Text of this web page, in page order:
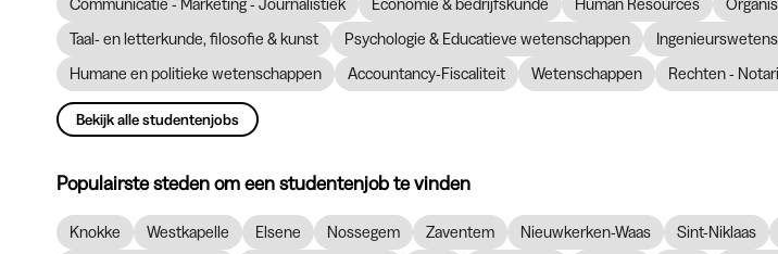
Taal- en letterkunde, filosofie & kunst
Psychologie & Educatieve wetenschappen
Humane en politieke wetenschappen
Accountancy-Fiscaliteit Wetenschappen Rechten -
Bekijk alle studentenjobs
Populairste steden om een studentenjob te vinden
Knokke Westkapelle Elsene Nossegem Zaventem Nieuwkerken-Waas Sint-Niklaas